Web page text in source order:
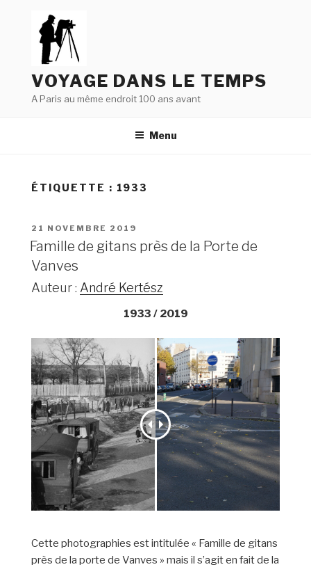
VOYAGE DANS LE TEMPS
A Paris au même endroit 100 ans avant
Menu
ÉTIQUETTE : 1933
PUBLIÉ
LE
21 NOVEMBRE 2019
Famille de gitans près de la Porte de
Vanves
Auteur : André Kertész
1933 / 2019
Cette photographies est intitulée « Famille de gitans
près de la porte de Vanves » mais il s’agit en fait de la